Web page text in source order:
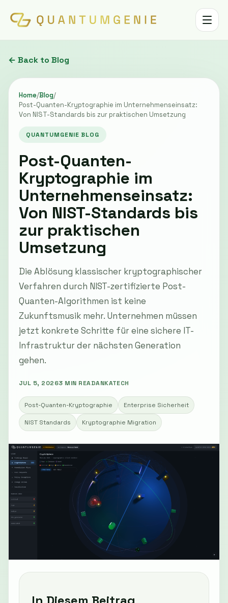
Toggle
← Back to Blog
Home/Blog/
Post-Quanten-Kryptographie im Unternehmenseinsatz:
Von NIST-Standards bis zur praktischen Umsetzung
QUANTUMGENIE BLOG
Post-Quanten-
Kryptographie im
Unternehmenseinsatz:
Von NIST-Standards bis
zur praktischen
Umsetzung
Die Ablösung klassischer kryptographischer
Verfahren durch NIST-zertifizierte Post-
Quanten-Algorithmen ist keine
Zukunftsmusik mehr. Unternehmen müssen
jetzt konkrete Schritte für eine sichere IT-
Infrastruktur der nächsten Generation
gehen.
JUL 5, 20263 MIN READANKATECH
Post-Quanten-Kryptographie Enterprise Sicherheit
NIST Standards Kryptographie Migration